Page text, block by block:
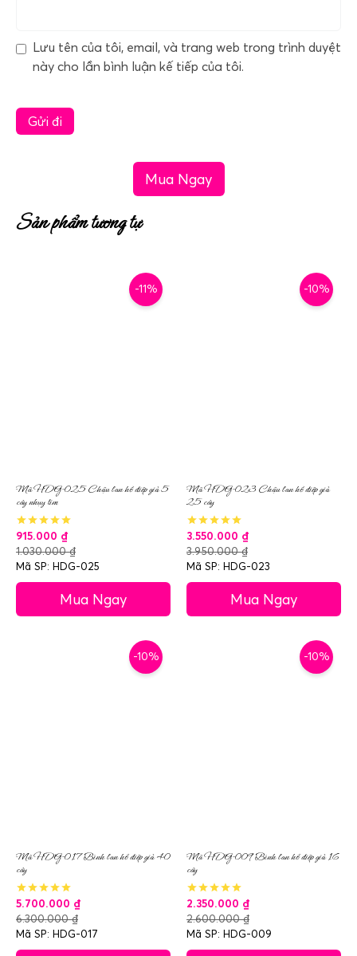
Lưu tên của tôi, email, và trang web trong trình duyệt
này cho lần bình luận kế tiếp của tôi.
Mua Ngay
Sản phẩm tương tự
-11%
Mã HDG-025 Chậu lan hồ điệp giả 5
cây nhụy tím
915.000 ₫
1.030.000₫
Mã SP: HDG-025
Mua Ngay
-10%
Mã HDG-023 Chậu lan hồ điệp giả
25 cây
3.550.000 ₫
3.950.000₫
Mã SP: HDG-023
Mua Ngay
-10%
Mã HDG-017 Bình lan hồ điệp giả 40
cây
5.700.000 ₫
6.300.000₫
Mã SP: HDG-017
-10%
Mã HDG-009 Bình lan hồ điệp giả 16
cây
2.350.000 ₫
2.600.000₫
Mã SP: HDG-009